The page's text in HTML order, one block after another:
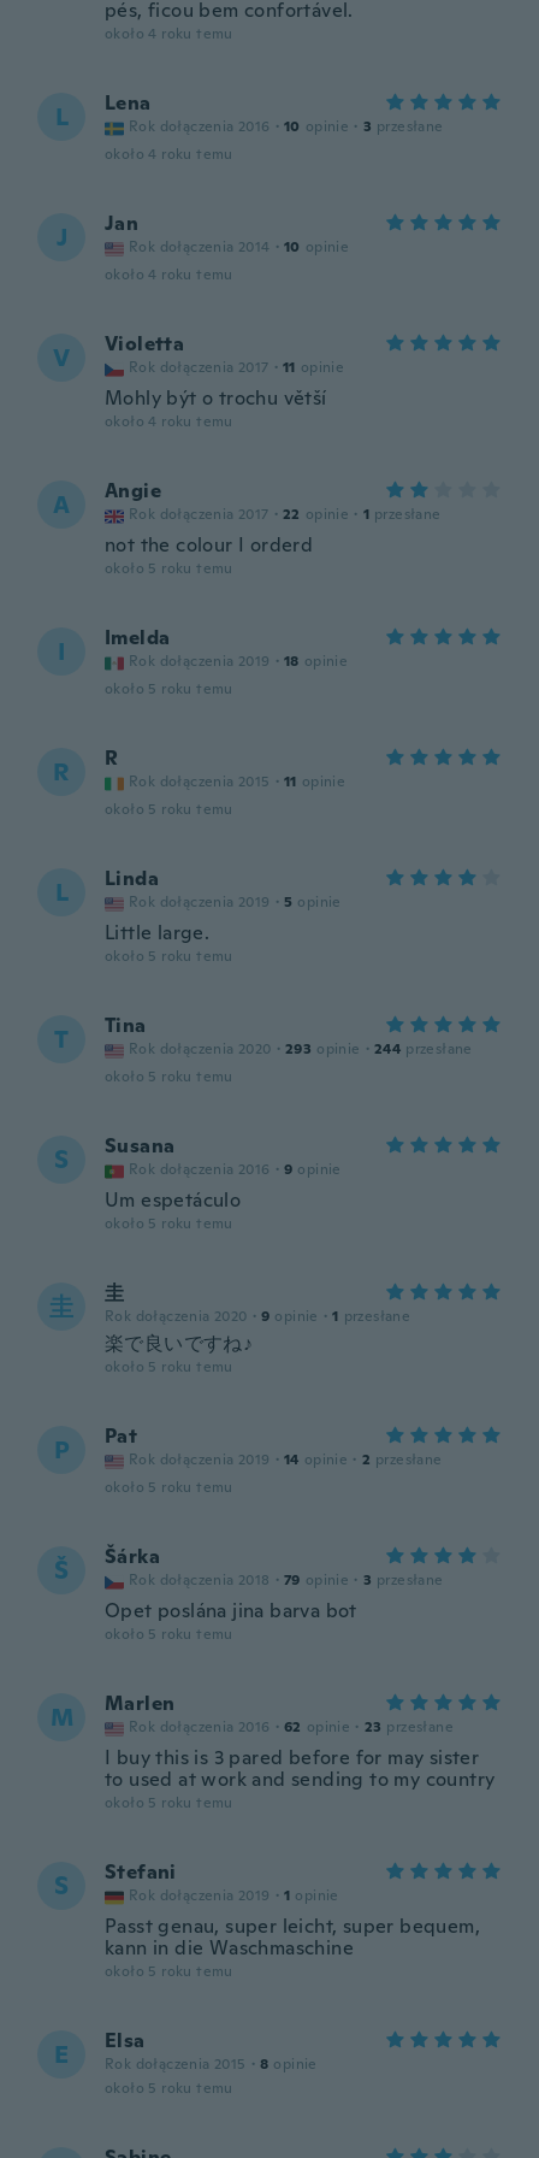
pés, ficou bem confortável.
około 4 roku temu
L Lena
Rok dołączenia 2016 · 10 opinie · 3 przesłane
około 4 roku temu
J Jan
Rok dołączenia 2014 · 10 opinie
około 4 roku temu
V Violetta
Rok dołączenia 2017 · 11 opinie
Mohly být o trochu větší
około 4 roku temu
A Angie
Rok dołączenia 2017 · 22 opinie · 1 przesłane
not the colour I orderd
około 5 roku temu
I Imelda
Rok dołączenia 2019 · 18 opinie
około 5 roku temu
R R
Rok dołączenia 2015 · 11 opinie
około 5 roku temu
L Linda
Rok dołączenia 2019 · 5 opinie
Little large.
około 5 roku temu
T Tina
Rok dołączenia 2020 · 293 opinie · 244 przesłane
około 5 roku temu
S Susana
Rok dołączenia 2016 · 9 opinie
Um espetáculo
około 5 roku temu
圭 圭
Rok dołączenia 2020 · 9 opinie · 1 przesłane
楽で良いですね♪
około 5 roku temu
P Pat
Rok dołączenia 2019 · 14 opinie · 2 przesłane
około 5 roku temu
Š Šárka
Rok dołączenia 2018 · 79 opinie · 3 przesłane
Opet poslána jina barva bot
około 5 roku temu
M Marlen
Rok dołączenia 2016 · 62 opinie · 23 przesłane
I buy this is 3 pared before for may sister
to used at work and sending to my country
około 5 roku temu
S Stefani
Rok dołączenia 2019 · 1 opinie
Passt genau, super leicht, super bequem,
kann in die Waschmaschine
około 5 roku temu
E Elsa
Rok dołączenia 2015 · 8 opinie
około 5 roku temu